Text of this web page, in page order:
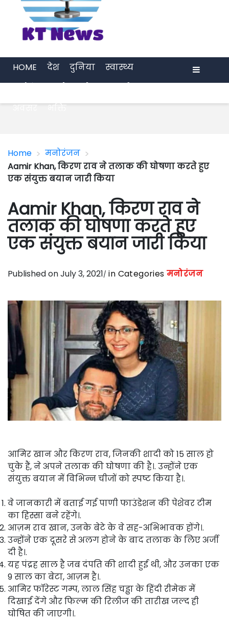
HOME देश दुनिया
स्वास्थ्य
अवसर
भक्ति
Home > मनोरंजन >
Aamir Khan, किरण राव ने तलाक की घोषणा करते हुए
एक संयुक्त बयान जारी किया
Aamir Khan, किरण राव ने
तलाक की घोषणा करते हुए
एक संयुक्त बयान जारी किया
Published on July 3, 2021 in Categories मनोरंजन
आमिर खान और किरण राव, जिनकी शादी को 15 साल हो
चुके हैं, ने अपने तलाक की घोषणा की है।. उन्होंने एक
संयुक्त बयान में विभिन्न चीजों को स्पष्ट किया है।.
वे जानकारी में बताई गई पाणी फाउंडेशन की पेशेवर टीम
का हिस्सा बने रहेंगे।.
आज़म राव खान, उनके बेटे के वे सह-अभिभावक होंगे।.
उन्होंने एक दूसरे से अलग होने के बाद तलाक के लिए अर्जी
दी है।.
यह पंद्रह साल है जब दंपति की शादी हुई थी, और उनका एक
9 साल का बेटा, आज़म है।.
आमिर फॉरेस्ट गम्प, लाल सिंह चड्ढा के हिंदी रीमेक में
दिखाई देंगे और फिल्म की रिलीज की तारीख जल्द ही
घोषित की जाएगी।.